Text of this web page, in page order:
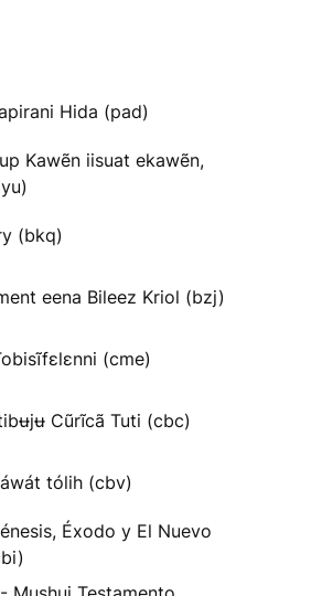
Hida (pad)
Kawẽn iisuat ekawẽn,
(bkq)
eena Bileez Kriol (bzj)
(cme)
Cũrĩcã Tuti (cbc)
tólih (cbv)
Éxodo y El Nuevo